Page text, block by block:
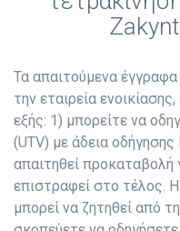
Τα απαιτούμενα
την εταιρεία
εξής: 1) μπορείτε να
(UTV) με άδεια
απαιτηθεί
επιστραφεί στο τέλος.
μπορεί να ζητηθεί από